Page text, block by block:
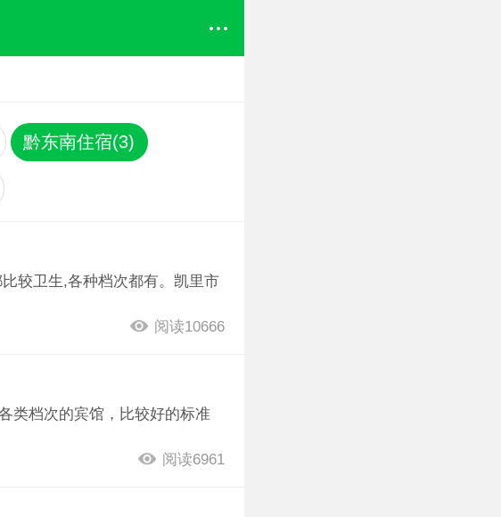
黔东南住宿(3)
较卫生,各种档次都有。凯里市
阅读10666
类档次的宾馆，比较好的标准
阅读6961